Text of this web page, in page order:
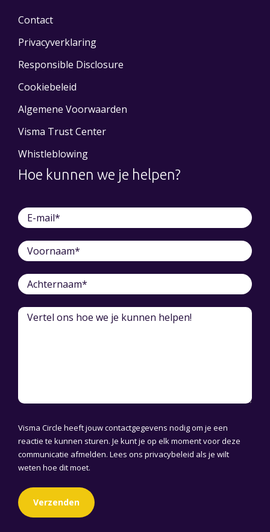
Contact
Privacyverklaring
Responsible Disclosure
Cookiebeleid
Algemene Voorwaarden
Visma Trust Center
Whistleblowing
Hoe kunnen we je helpen?
Visma Circle heeft jouw contactgegevens nodig om je een
reactie te kunnen sturen. Je kunt je op elk moment voor deze
communicatie afmelden. Lees ons privacybeleid als je wilt
weten hoe dit moet.